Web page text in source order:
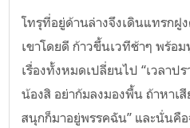
โทรุที่อยู่ด้านล่างจึงเดินแทรก
เขาโดยดี ก้าวขึ้นเวทีช้าๆ พร้อ
เรื่องทั้งหมดเปลี่ยนไป “เวลาป
น้องสิ อย่าก้มลงมองพื้น ถ้าหาเ
สนุกก็มาอยู่พรรคฉัน” และนั่นคื